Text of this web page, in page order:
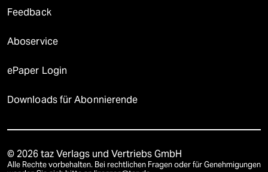
Feedback
Aboservice
ePaper Login
Downloads für Abonnierende
© 2026 taz Verlags und Vertriebs GmbH
Alle Rechte vorbehalten. Bei rechtlichen Fragen oder für Genehmigungen